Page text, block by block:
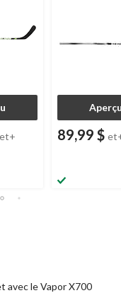
et+ 89,99 $
avec le Vapor X700